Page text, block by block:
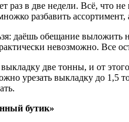
раз в две недели. Всё, что
разбавить ассортимент,
даёшь обещание выложить
невозможно. Все
две тонны, и от
урезать выкладку до 1,5
бутик»